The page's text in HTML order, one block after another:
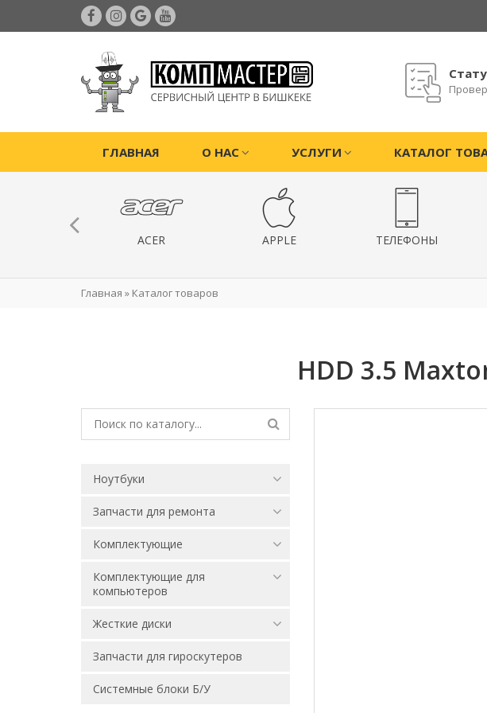
ГЛАВНАЯ О НАС УСЛУГИ КАТАЛОГ
ACER APPLE ТЕЛЕФОНЫ
Главная » Каталог товаров
HDD 3.5
Ноутбуки
Запчасти для ремонта
Комплектующие
Комплектующие для
компьютеров
Жесткие диски
Запчасти для гироскутеров
Системные блоки Б/У